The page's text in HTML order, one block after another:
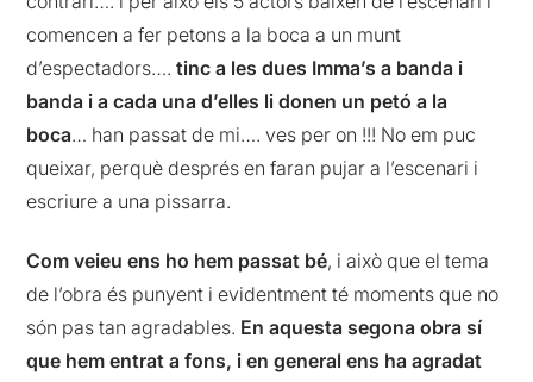
comencen a fer petons a la boca a un munt
d’espectadors….tinc a les dues Imma’s a banda i
banda i a cada una d’elles li donen un petó a la
boca… han passat de mi…. ves per on !!! No em puc
queixar, perquè després en faran pujar a l’escenari i
escriure a una pissarra.
Com veieu ens ho hem passat bé, i això que el tema
de l’obra és punyent i evidentment té moments que no
són pas tan agradables. En aquesta segona obra sí
que hem entrat a fons, i en general ens ha agradat